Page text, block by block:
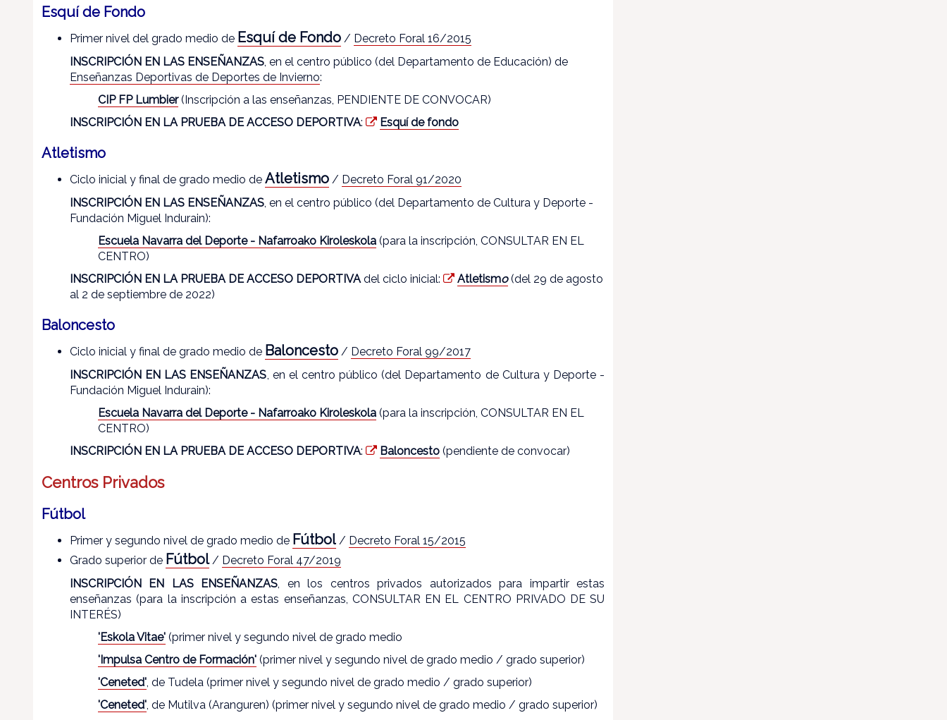
Esquí de Fondo
Primer nivel del grado medio de Esquí de Fondo / Decreto Foral 16/2015
INSCRIPCIÓN EN LAS ENSEÑANZAS, en el centro público (del Departamento de Educación) de
Enseñanzas Deportivas de Deportes de Invierno:
CIP FP Lumbier (Inscripción a las enseñanzas, PENDIENTE DE CONVOCAR)
INSCRIPCIÓN EN LA PRUEBA DE ACCESO DEPORTIVA: Esquí de fondo
Atletismo
Ciclo inicial y final de grado medio de Atletismo / Decreto Foral 91/2020
INSCRIPCIÓN EN LAS ENSEÑANZAS, en el centro público (del Departamento de Cultura y Deporte -
Fundación Miguel Indurain):
Escuela Navarra del Deporte - Nafarroako Kiroleskola (para la inscripción, CONSULTAR EN EL
CENTRO)
INSCRIPCIÓN EN LA PRUEBA DE ACCESO DEPORTIVAdel ciclo inicial: Atletismo(del 29 de agosto
al 2 de septiembre de 2022)
Baloncesto
Ciclo inicial y final de grado medio de Baloncesto / Decreto Foral 99/2017
INSCRIPCIÓN EN LAS ENSEÑANZAS, en el centro público (del Departamento de Cultura y Deporte -
Fundación Miguel Indurain):
Escuela Navarra del Deporte - Nafarroako Kiroleskola (para la inscripción, CONSULTAR EN EL
CENTRO)
INSCRIPCIÓN EN LA PRUEBA DE ACCESO DEPORTIVA: Baloncesto (pendiente de convocar)
Centros Privados
Fútbol
Primer y segundo nivel de grado medio de Fútbol / Decreto Foral 15/2015
Grado superior de Fútbol/ Decreto Foral 47/2019
INSCRIPCIÓN EN LAS ENSEÑANZAS, en los centros privados autorizados para impartir estas
enseñanzas (para la inscripción a estas enseñanzas, CONSULTAR EN EL CENTRO PRIVADO DE SU
INTERÉS)
'Eskola Vitae' (primer nivel y segundo nivel de grado medio
'Impulsa Centro de Formación' (primer nivel y segundo nivel de grado medio / grado superior)
'Ceneted', de Tudela (primer nivel y segundo nivel de grado medio / grado superior)
'Ceneted', de Mutilva (Aranguren) (primer nivel y segundo nivel de grado medio / grado superior)